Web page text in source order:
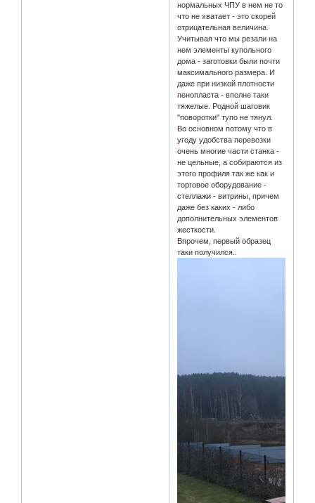
нормальных ЧПУ в нем не то
что не хватает - это скорей
отрицательная величина.
Учитывая что мы резали на
нем элементы купольного
дома - заготовки были почти
максимального размера. И
даже при низкой плотности
пенопласта - вполне таки
тяжелые. Родной шаговик
"поворотки" тупо не тянул.
Во основном потому что в
угоду удобства перевозки
очень многие части станка -
не цельные, а собираются из
этого профиля так же как и
торговое оборудование -
стеллажи - витрины, причем
даже без каких - либо
дополнительных элементов
жесткости.
Впрочем, первый образец
таки получился..